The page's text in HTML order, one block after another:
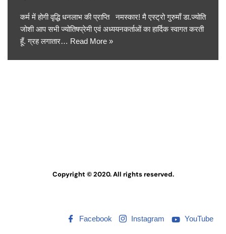
कर्म में होगी वृद्धि धनलाभ की प्राप्ति नमस्कार! मै एस्ट्रो गुरुमाँ डा.ज्योति
जोशी आप सभी ज्योतिषप्रेमी एवं अध्ययनकर्ताओं का हार्दिक स्वागत करती
हूँ. ग्रह लगातार… Read More »
Copyright © 2020. All rights reserved.
Facebook Instagram YouTube